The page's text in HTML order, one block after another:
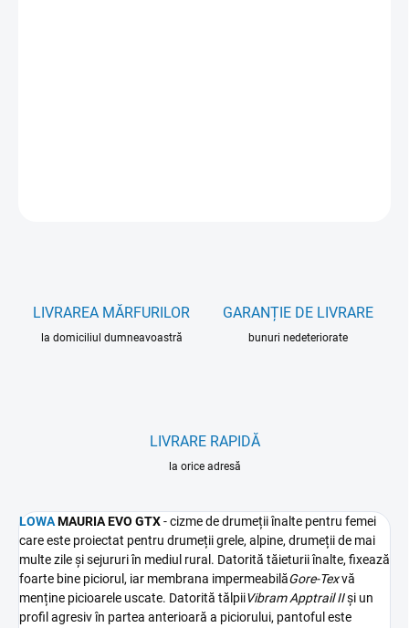
LIVRAREA MĂRFURILOR
la domiciliul dumneavoastră
GARANȚIE DE LIVRARE
bunuri nedeteriorate
LIVRARE RAPIDĂ
la orice adresă
LOWAMAURIA EVO GTX- cizme de drumeții înalte pentru femei
care este proiectat pentru drumeții grele, alpine, drumeții de mai
multe zile și sejururi în mediul rural. Datorită tăieturii înalte, fixează
foarte bine piciorul, iar membrana impermeabilăGore-Texvă
menține picioarele uscate. Datorită tălpiiVibram Apptrail IIși un
profil agresiv în partea anterioară a piciorului, pantoful este